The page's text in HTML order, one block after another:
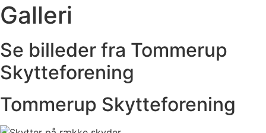
Galleri
Se billeder fra Tommerup
Skytteforening
Tommerup Skytteforening